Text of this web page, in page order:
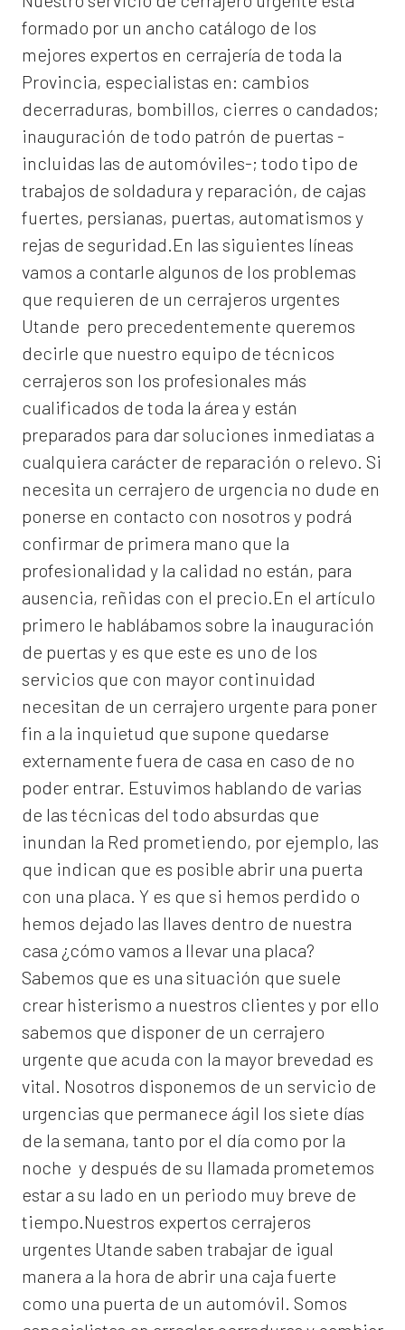
formado por un ancho catálogo de los
mejores expertos en cerrajería de toda la
Provincia, especialistas en: cambios
decerraduras, bombillos, cierres o candados;
inauguración de todo patrón de puertas -
incluidas las de automóviles-; todo tipo de
trabajos de soldadura y reparación, de cajas
fuertes, persianas, puertas, automatismos y
rejas de seguridad.En las siguientes líneas
vamos a contarle algunos de los problemas
que requieren de un cerrajeros urgentes
Utande pero precedentemente queremos
decirle que nuestro equipo de técnicos
cerrajeros son los profesionales más
cualificados de toda la área y están
preparados para dar soluciones inmediatas a
cualquiera carácter de reparación o relevo. Si
necesita un cerrajero de urgencia no dude en
ponerse en contacto con nosotros y podrá
confirmar de primera mano que la
profesionalidad y la calidad no están, para
ausencia, reñidas con el precio.En el artículo
primero le hablábamos sobre la inauguración
de puertas y es que este es uno de los
servicios que con mayor continuidad
necesitan de un cerrajero urgente para poner
fin a la inquietud que supone quedarse
externamente fuera de casa en caso de no
poder entrar. Estuvimos hablando de varias
de las técnicas del todo absurdas que
inundan la Red prometiendo, por ejemplo, las
que indican que es posible abrir una puerta
con una placa. Y es que si hemos perdido o
hemos dejado las llaves dentro de nuestra
casa ¿cómo vamos a llevar una placa?
Sabemos que es una situación que suele
crear histerismo a nuestros clientes y por ello
sabemos que disponer de un cerrajero
urgente que acuda con la mayor brevedad es
vital. Nosotros disponemos de un servicio de
urgencias que permanece ágil los siete días
de la semana, tanto por el día como por la
noche y después de su llamada prometemos
estar a su lado en un periodo muy breve de
tiempo.Nuestros expertos cerrajeros
urgentes Utande saben trabajar de igual
manera a la hora de abrir una caja fuerte
como una puerta de un automóvil. Somos